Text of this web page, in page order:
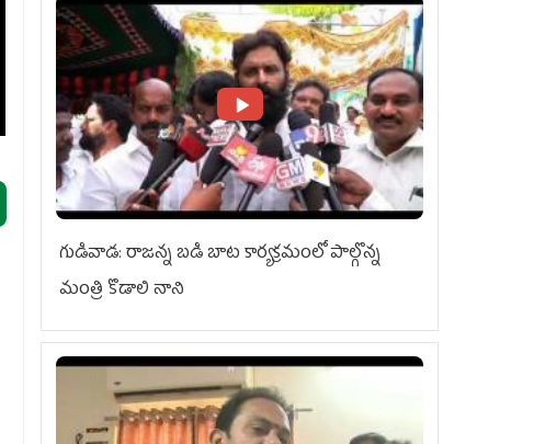
గుడివాడ: రాజన్న బడి బాట కార్యక్రమంలో పాల్గొన్న
మంత్రి కొడాలి నాని